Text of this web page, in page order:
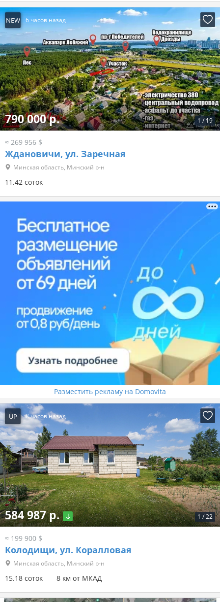
NEW 6 часов назад
1 /19
790 000 р.
≈ 269 956 $
Ждановичи, ул. Заречная
Минская область, Минский р-н
11.42 соток
Разместить рекламу на Domovita
UP 8 часов назад
1 /22
584 987 р.
≈ 199 900 $
Колодищи, ул. Коралловая
Минская область, Минский р-н
15.18 соток 8 км от МКАД